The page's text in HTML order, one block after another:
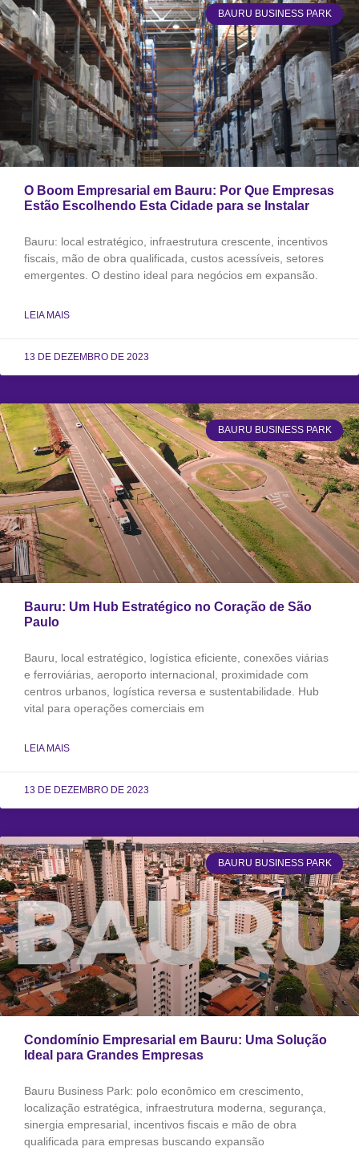
BAURU BUSINESS PARK
O Boom Empresarial em Bauru: Por Que Empresas
Estão Escolhendo Esta Cidade para se Instalar
Bauru: local estratégico, infraestrutura crescente, incentivos
fiscais, mão de obra qualificada, custos acessíveis, setores
emergentes. O destino ideal para negócios em expansão.
LEIA MAIS
13 DE DEZEMBRO DE 2023
BAURU BUSINESS PARK
Bauru: Um Hub Estratégico no Coração de São
Paulo
Bauru, local estratégico, logística eficiente, conexões viárias
e ferroviárias, aeroporto internacional, proximidade com
centros urbanos, logística reversa e sustentabilidade. Hub
vital para operações comerciais em
LEIA MAIS
13 DE DEZEMBRO DE 2023
BAURU BUSINESS PARK
Condomínio Empresarial em Bauru: Uma Solução
Ideal para Grandes Empresas
Bauru Business Park: polo econômico em crescimento,
localização estratégica, infraestrutura moderna, segurança,
sinergia empresarial, incentivos fiscais e mão de obra
qualificada para empresas buscando expansão